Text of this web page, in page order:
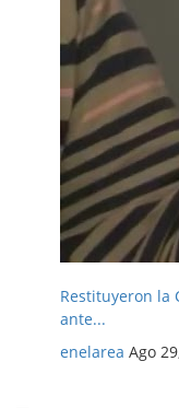
Restituyeron la
ante...
enelarea Ago